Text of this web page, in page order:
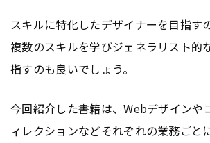
スキルに特化したデザイナーを目指す
複数のスキルを学びジェネラリスト的
指すのも良いでしょう。
今回紹介した書籍は、Webデザインや
ィレクションなどそれぞれの業務ごと